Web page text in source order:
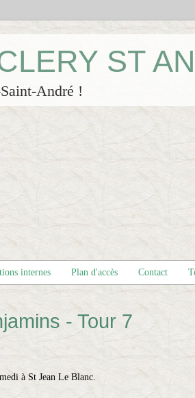
ST
André !
internes Plan d'accès Contact
- Tour 7
à St Jean Le Blanc.